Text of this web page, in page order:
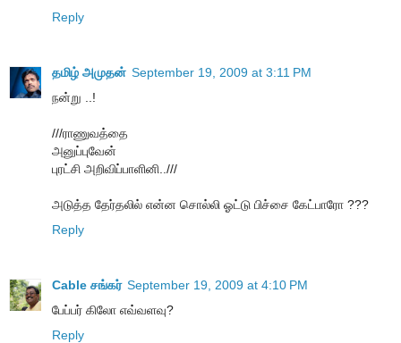
Reply
தமிழ் அமுதன் September 19, 2009 at 3:11 PM
நன்று ..!
///ராணுவத்தை
அனுப்புவேன்
புரட்சி அறிவிப்பாளினி..///
அடுத்த தேர்தலில் என்ன சொல்லி ஓட்டு பிச்சை கேட்பாரோ ???
Reply
Cable சங்கர் September 19, 2009 at 4:10 PM
பேப்பர் கிலோ எவ்வளவு?
Reply